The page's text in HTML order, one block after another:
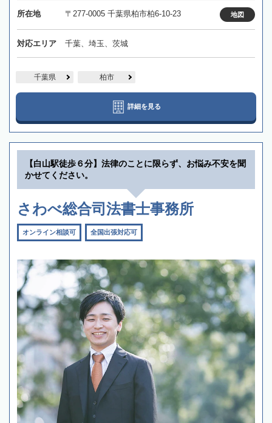
所在地 〒277-0005 千葉県柏市柏6-10-23 地図
対応エリア 千葉、埼玉、茨城
千葉県 柏市
詳細を見る
【白山駅徒歩６分】法律のことに限らず、お悩み不安を聞
かせてください。
さわべ総合司法書士事務所
オンライン相談可 全国出張対応可